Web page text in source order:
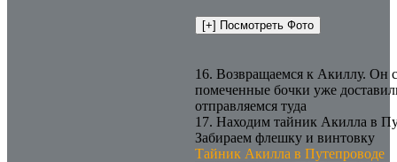
16. Возвращаемся к Акиллу. Он
помеченные бочки уже
отправляемся туда
17. Находим тайник Акилла в
Забираем флешку и винтовку
Тайник Акилла в Путепроводе